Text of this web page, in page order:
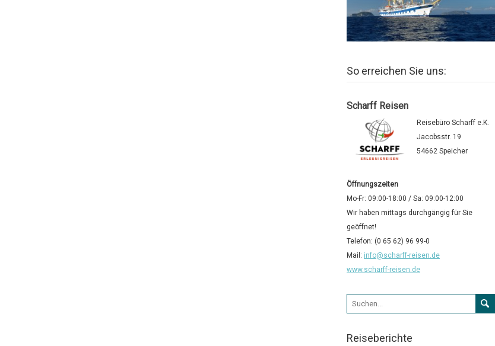
So erreichen Sie uns:
Scharff Reisen
Reisebüro Scharff e.K.
Jacobsstr. 19
54662 Speicher
Öffnungszeiten
Mo-Fr: 09:00-18:00 / Sa: 09:00-12:00
Wir haben mittags durchgängig für Sie
geöffnet!
Telefon: (0 65 62) 96 99-0
Mail: info@scharff-reisen.de
www.scharff-reisen.de
Suchformular
Reiseberichte